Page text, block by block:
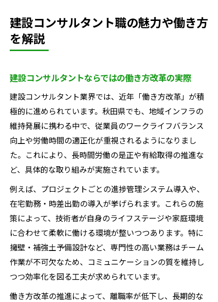
建設コンサルタント職の魅力や働き方
を解説
建設コンサルタントならではの働き方改革の実際
建設コンサルタント業界では、近年「働き方改革」が積
極的に進められています。秋田県でも、地域インフラの
維持発展に携わる中で、従業員のワークライフバランス
向上や労働時間の適正化が重視されるようになりまし
た。これにより、長時間労働の是正や有給取得の推進な
ど、具体的な取り組みが実施されています。
例えば、プロジェクトごとの進捗管理システム導入や、
在宅勤務・時差出勤の導入が挙げられます。これらの施
策によって、技術者が自身のライフステージや家庭環境
に合わせて柔軟に働ける環境が整いつつあります。特に
擁壁・補強土予備設計など、専門性の高い業務はチーム
作業が不可欠なため、コミュニケーションの質を維持し
つつ効率化を図る工夫が求められています。
働き方改革の推進によって、離職率が低下し、長期的な